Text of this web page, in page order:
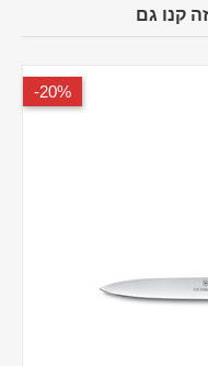
קנו גם
20%-